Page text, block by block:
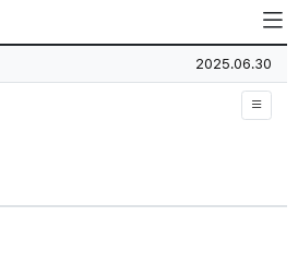
작성일
2025.06.30